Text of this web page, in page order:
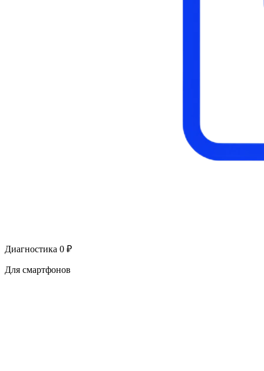
Диагностика 0 ₽
Для смартфонов